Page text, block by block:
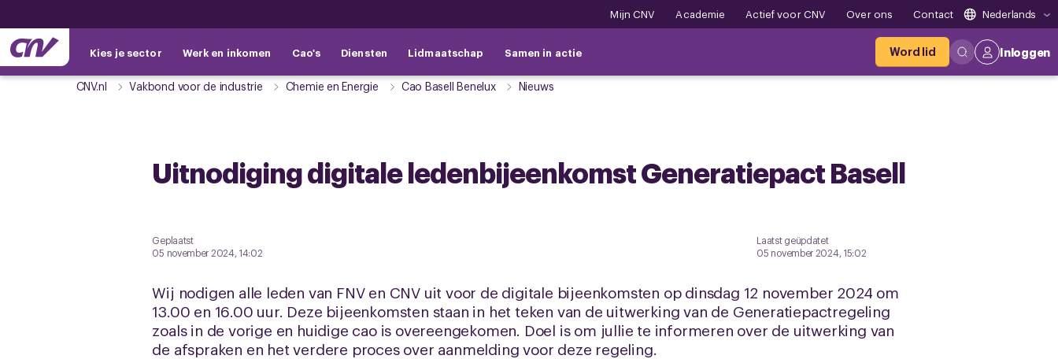
Mijn CNV Academie Actief voor CNV Over ons Contact Nederlands
Kies je sector Werk en inkomen Cao's Diensten Lidmaatschap Samen in actie Word lid Inloggen
CNV.nl Vakbond voor de industrie Chemie en Energie Cao Basell Benelux Nieuws
Uitnodiging digitale ledenbijeenkomst Generatiepact Basell
Geplaatst
05 november 2024, 14:02
Laatst geüpdatet
05 november 2024, 15:02
Wij nodigen alle leden van FNV en CNV uit voor de digitale bijeenkomsten op dinsdag 12 november 2024 om
13.00 en 16.00 uur. Deze bijeenkomsten staan in het teken van de uitwerking van de Generatiepactregeling
zoals in de vorige en huidige cao is overeengekomen. Doel is om jullie te informeren over de uitwerking van
de afspraken en het verdere proces over aanmelding voor deze regeling.